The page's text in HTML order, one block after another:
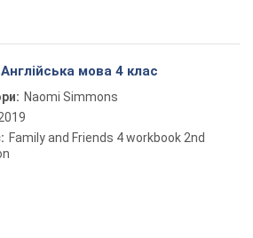
мова 4 клас
Naomi Simmons
Family and Friends 4 workbook 2nd